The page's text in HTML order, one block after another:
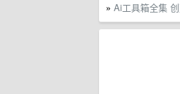
» Ai工具箱全集